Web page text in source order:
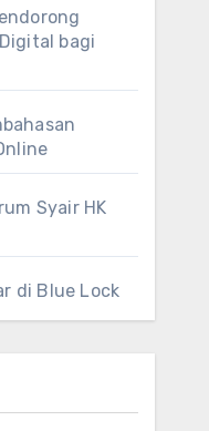
bagi
Syair HK
di Blue Lock